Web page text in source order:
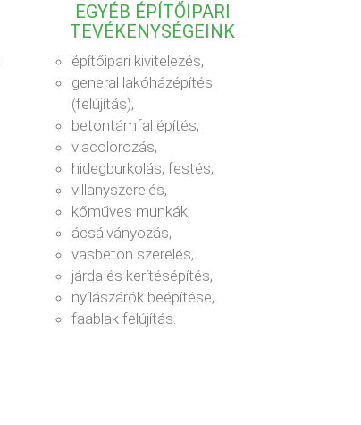
EGYÉB ÉPÍTŐIPARI
TEVÉKENYSÉGEINK
építőipari kivitelezés,
general lakóházépítés
(felújítás),
betontámfal építés,
viacolorozás,
hidegburkolás, festés,
villanyszerelés,
kőműves munkák,
ácsálványozás,
vasbeton szerelés,
járda és kerítésépítés,
nyílászárók beépítése,
faablak felújítás.